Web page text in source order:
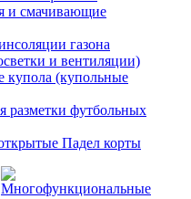
и смачивающие
газона
и вентиляции)
купола (купольные
разметки футбольных
Падел корты